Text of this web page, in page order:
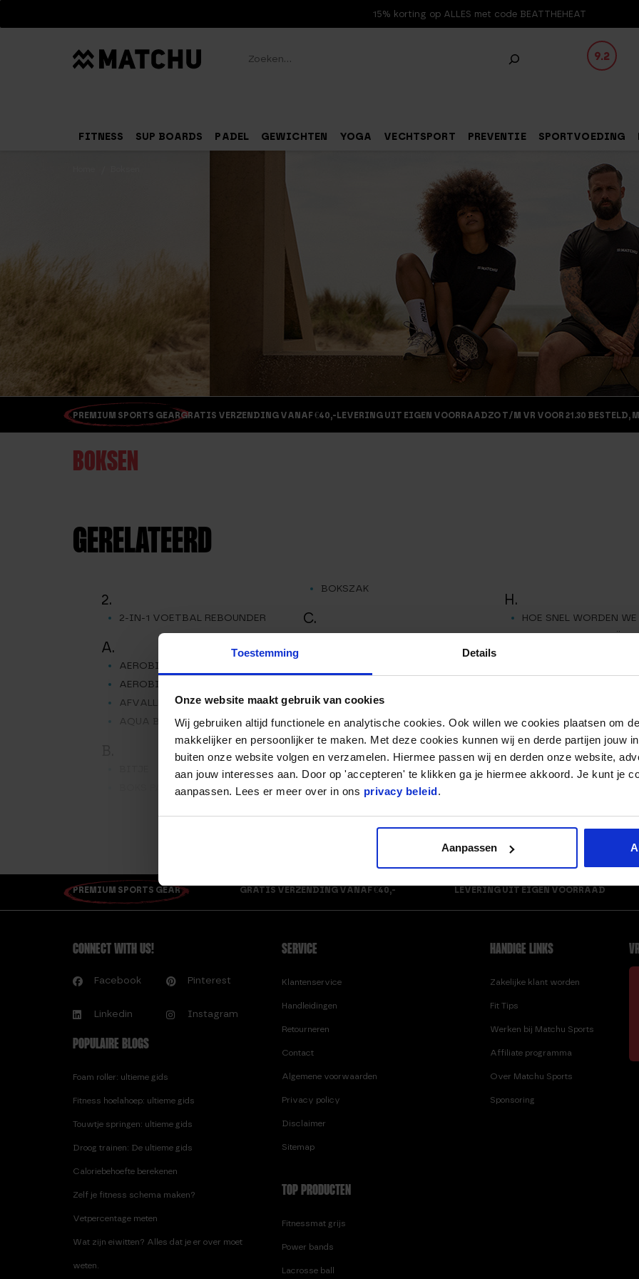
Toestemming Details
Onze website maakt gebruik van cookies
Wij gebruiken altijd functionele en analytische cookies. Ook willen we cookies plaatsen om
makkelijker en persoonlijker te maken. Met deze cookies kunnen wij en derde partijen jouw
buiten onze website volgen en verzamelen. Hiermee passen wij en derden onze website,
aan jouw interesses aan. Door op 'accepteren' te klikken ga je hiermee akkoord. Je kunt je
aanpassen. Lees er meer over in ons privacy beleid.
Aanpassen
15% korting op ALLES met code BEATTHEHEAT
9.2
FITNESS SUP BOARDS PADEL GEWICHTEN YOGA VECHTSPORT PREVENTIE SPORTVOEDING
PREMIUM SPORTS GEARGRATIS VERZENDING VANAF €40,- LEVERING UIT EIGEN VOORRAADZO T/M VR VOOR 21.30 BESTELD,
BOKSEN
GERELATEERD
2.
2-IN-1 VOETBAL REBOUNDER
A.
AEROBIC PUMP SET
AEROBIC STEP
AFVALLEN NA DE VAKANTIE
AQUA BAG
BOKS PADS
BOKSZAK
C.
CARDIO VARIATIES
CIRCUIT TRAINING, WAT IS
HET EN HOE BEGIN JE ERMEE?
CONDITIE OPBOUWEN SCHEMA
D.
DE VOORDELEN VAN TOUWTJE
SPRINGEN; SPRING JEZELF FIT!
F.
G.
GEWICHTSVEST 5 KG
H.
HOE SNEL WORDEN
HOEVEEL CALORIEËN
SPRINGEN?
IS TOUWTJE SPRINGEN
GEZOND, OF TOCH
L.
LONGINHOUD
DOE DEZE
S.
SCHEENBESCHERMERS
KICKBOKSEN L
KICKBOKSEN M
SPEEDROPE
SPRINGTOUW
PREMIUM SPORTS GEAR GRATIS VERZENDING VANAF €40,- LEVERING UIT EIGEN VOORRAAD
CONNECT WITH US!
Facebook Pinterest
Linkedin Instagram
POPULAIRE BLOGS
Foam roller: ultieme gids
Fitness hoelahoep: ultieme gids
Touwtje springen: ultieme gids
Droog trainen: De ultieme gids
Caloriebehoefte berekenen
Zelf je fitness schema maken?
Vetpercentage meten
Wat zijn eiwitten? Alles dat je er over moet
weten.
SERVICE
Klantenservice
Handleidingen
Retourneren
Contact
Algemene voorwaarden
Privacy policy
Disclaimer
Sitemap
TOP PRODUCTEN
Fitnessmat grijs
Power bands
Lacrosse ball
HANDIGE LINKS
Zakelijke klant worden
Fit Tips
Werken bij Matchu Sports
Affiliate programma
Over Matchu Sports
Sponsoring